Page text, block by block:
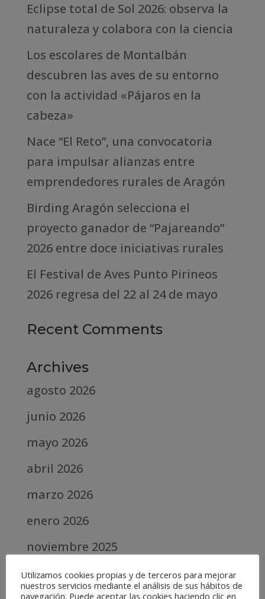
Eclipse total de Sol 2026: observa la
naturaleza y colabora con la ciencia
Los escolares de Montalbán
descubren las aves de su entorno
con la actividad «Pájaros en la
cabeza»
Nace “El Reto”, una convocatoria
para impulsar alianzas entre
emprendedores rurales de Aragón
Birding Aragón selecciona el
proyecto ganador de “Pajareando”
2026 entre doce iniciativas rurales
El Festival de Aves Punto Pirineos
2026 regresa del 22 al 24 de mayo
Recent Comments
Archives
agosto 2026
junio 2026
mayo 2026
abril 2026
marzo 2026
enero 2026
noviembre 2025
octubre 2025
Utilizamos cookies propias y de terceros para mejorar
nuestros servicios mediante el análisis de sus hábitos de
navegación. Puede aceptar las cookies haciendo clic en